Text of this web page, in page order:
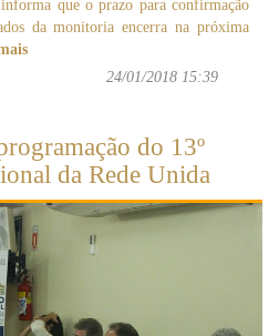
que o prazo para confirmação
da monitoria encerra na próxima
24/01/2018 15:39
do 13º
da Rede Unida